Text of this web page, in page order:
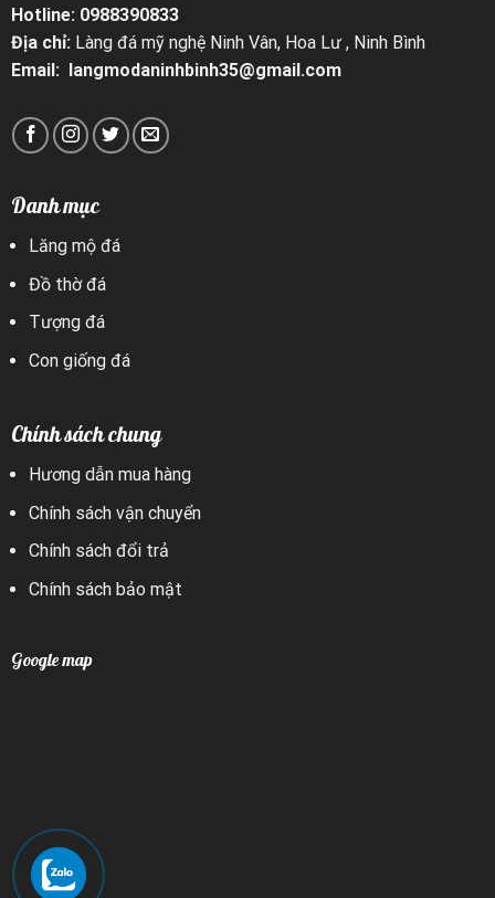
Hotline: 0988390833
Địa chỉ:Làng đá mỹ nghệ Ninh Vân, Hoa Lư , Ninh Bình
Email: langmodaninhbinh35@gmail.com
Danh mục
Lăng mộ đá
Đồ thờ đá
Tượng đá
Con giống đá
Chính sách chung
Hương dẫn mua hàng
Chính sách vận chuyển
Chính sách đổi trả
Chính sách bảo mật
Google map